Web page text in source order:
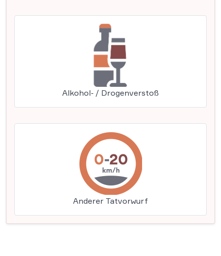
Alkohol- / Drogenverstoß
Anderer Tatvorwurf